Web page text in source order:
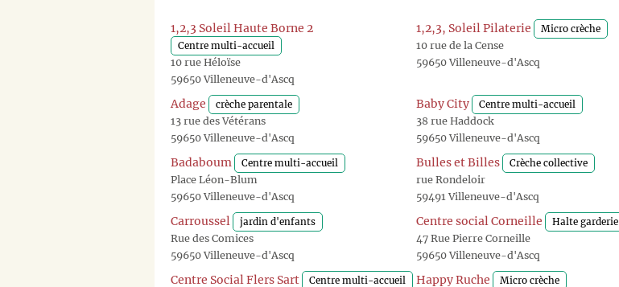
1,2,3 Soleil Haute Borne 2
Centre multi-accueil
10 rue Héloïse
59650 Villeneuve-d'Ascq
1,2,3, Soleil Pilaterie Micro crèche
10 rue de la Cense
59650 Villeneuve-d'Ascq
Adage crèche parentale
13 rue des Vétérans
59650 Villeneuve-d'Ascq
Baby City Centre multi-accueil
38 rue Haddock
59650 Villeneuve-d'Ascq
Badaboum Centre multi-accueil
Place Léon-Blum
59650 Villeneuve-d'Ascq
Bulles et Billes Crèche collective
rue Rondeloir
59491 Villeneuve-d'Ascq
Carroussel jardin d'enfants
Rue des Comices
59650 Villeneuve-d'Ascq
Centre social Corneille Halte garderie
47 Rue Pierre Corneille
59650 Villeneuve-d'Ascq
Centre Social Flers Sart Centre multi-accueil Happy Ruche Micro crèche